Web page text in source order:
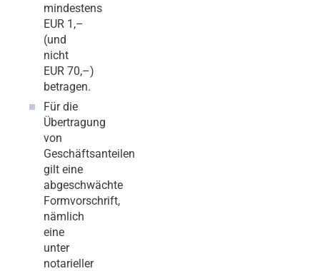
mindestens
EUR 1,–
(und
nicht
EUR 70,–)
betragen.
Für die
Übertragung
von
Geschäftsanteilen
gilt eine
abgeschwächte
Formvorschrift,
nämlich
eine
unter
notarieller